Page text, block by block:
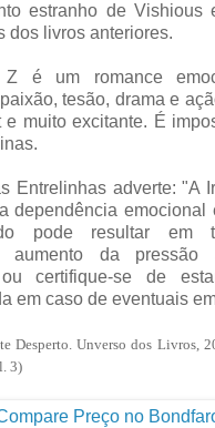
estranho de Vishious
dos livros anteriores.
é um romance
tesão, drama e
e muito excitante. É
Entrelinhas adverte: "A
dependência
pode resultar em
aumento da pressão
ou certifique-se de
em caso de eventuais
Desperto. Unverso dos Livros,
3)